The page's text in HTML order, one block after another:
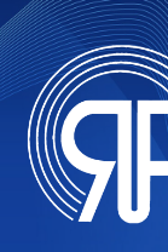
Skip
to
content